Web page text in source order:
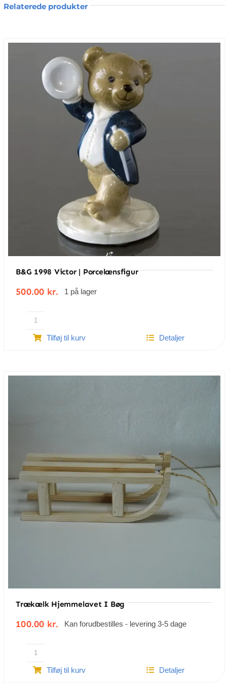
Relaterede produkter
B&G 1998 Victor | Porcelænsfigur
500.00 kr. 1 på lager
1998
Porcelænsfigur
Tilføj til kurv Detaljer
Trækælk Hjemmelavet I Bøg
100.00 kr. Kan forudbestilles - levering 3-5 dage
hjemmelavet
Tilføj til kurv Detaljer